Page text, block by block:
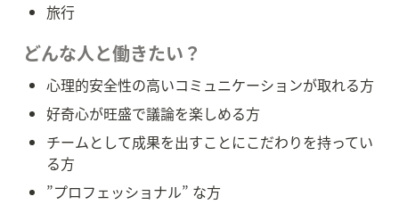
旅行
どんな人と働きたい？
心理的安全性の高いコミュニケーションが取れる方
好奇心が旺盛で議論を楽しめる方
チームとして成果を出すことにこだわりを持ってい
る方
”プロフェッショナル” な方